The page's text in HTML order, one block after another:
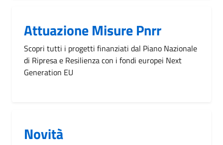
Attuazione Misure Pnrr
Scopri tutti i progetti finanziati dal Piano Nazionale
di Ripresa e Resilienza con i fondi europei Next
Generation EU
Novità